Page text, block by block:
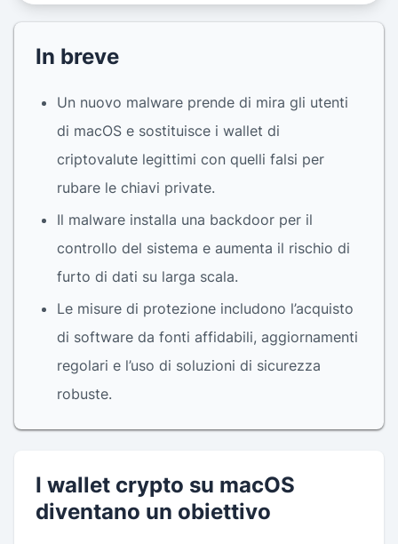
In breve
Un nuovo malware prende di mira gli utenti
di macOS e sostituisce i wallet di
criptovalute legittimi con quelli falsi per
rubare le chiavi private.
Il malware installa una backdoor per il
controllo del sistema e aumenta il rischio di
furto di dati su larga scala.
Le misure di protezione includono l’acquisto
di software da fonti affidabili, aggiornamenti
regolari e l’uso di soluzioni di sicurezza
robuste.
I wallet crypto su macOS
diventano un obiettivo